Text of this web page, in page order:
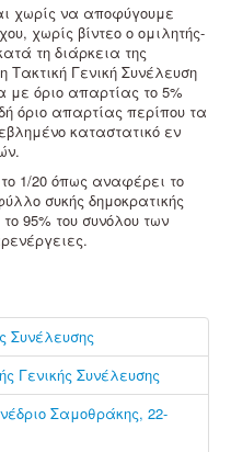
χωρίς να αποφύγουμε
χωρίς βίντεο ο ομιλητής-
τη διάρκεια της
Γενική Συνέλευση
όριο απαρτίας το 5%
όριο απαρτίας περίπου τα
καταστατικό εν
1/20 όπως αναφέρει το
συκής δημοκρατικής
95% του συνόλου των
Συνέλευσης
Γενικής Συνέλευσης
Σαμοθράκης, 22-